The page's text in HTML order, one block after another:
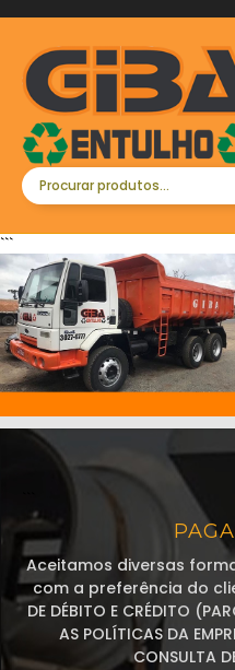
```
Aceitamos diversas
com a preferência do
DE DÉBITO E CRÉDITO
AS POLÍTICAS DA
CONSULTA